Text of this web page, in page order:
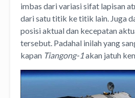
imbas dari variasi sifat lapisan
dari satu titik ke titik lain. Juga
posisi aktual dan kecepatan
tersebut. Padahal inilah yang
kapan Tiangong-1akan jatuh